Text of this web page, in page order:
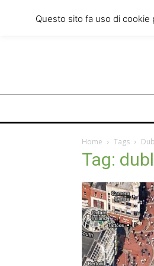
Thursday, August 6, 2026
Home Tags
Tag:
Questo sito fa uso di cookie